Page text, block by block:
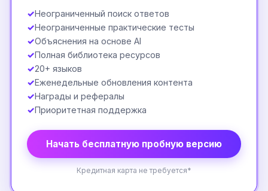
✓Неограниченный поиск ответов
✓Неограниченные практические тесты
✓Объяснения на основе AI
✓Полная библиотека ресурсов
✓20+ языков
✓Еженедельные обновления контента
✓Награды и рефералы
✓Приоритетная поддержка
Начать бесплатную пробную версию
Кредитная карта не требуется*